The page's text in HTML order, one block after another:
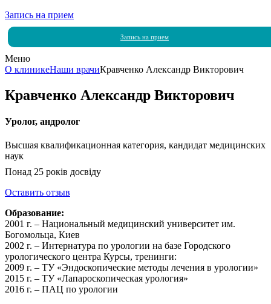
Запись на прием
Запись на прием
Меню
О клиникеНаши врачиКравченко Александр Викторович
Кравченко Александр Викторович
Уролог, андролог
Высшая квалификационная категория, кандидат медицинских
наук
Понад 25 років досвіду
Оставить отзыв
Образование:
2001 г. – Национальный медицинский университет им.
Богомольца, Киев
2002 г. – Интернатура по урологии на базе Городского
урологического центра Курсы, тренинги:
2009 г. – ТУ «Эндоскопические методы лечения в урологии»
2015 г. – ТУ «Лапароскопическая урология»
2016 г. – ПАЦ по урологии